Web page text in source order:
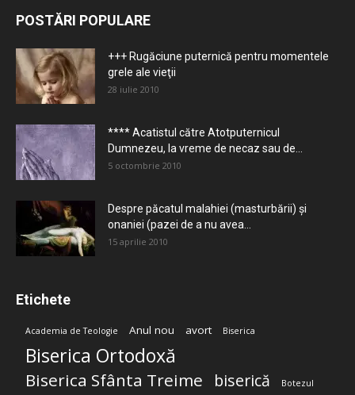
POSTĂRI POPULARE
+++ Rugăciune puternică pentru momentele
grele ale vieţii
28 iulie 2010
**** Acatistul către Atotputernicul
Dumnezeu, la vreme de necaz sau de...
5 octombrie 2010
Despre păcatul malahiei (masturbării) şi
onaniei (pazei de a nu avea...
15 aprilie 2010
Etichete
Academia de Teologie Anul nou avort Biserica
Biserica Ortodoxă
Biserica Sfânta Treime biserică Botezul